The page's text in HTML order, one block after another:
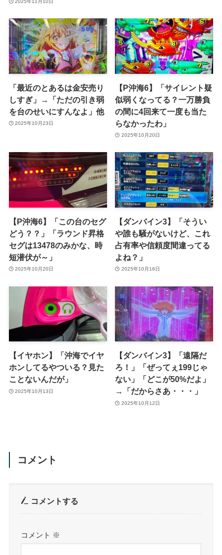
2025年11月10日
「最近のとあるは金安売り
しすぎ」→「ただの引き弱
を台のせいにすんなよ」他
2025年10月23日
【P沖海6】「サイレント疑
似弱くなってる？一万勝負
の間に4回来て一度も当た
らなかったわ」
2025年10月20日
【P沖海6】「この台のセグ
どう？？」「ラウンド昇格
セグは13478のみかな、時
短潜伏が～」
2025年10月20日
【ダンバイン3】「そうい
や誰も騒がないけど、これ
占有率や信頼度間違ってる
よね？」
2025年10月16日
【イヤホン】「沖海でイヤ
ホンしてるやついる？見た
ことないんだが」
2025年10月13日
【ダンバイン3】「遠隔だ
ろ！」「ぜってぇ199じゃ
ない」「どこが50%だよ」
→「だからさあ・・・」
2025年10月12日
コメント
コメントする
コメント ※